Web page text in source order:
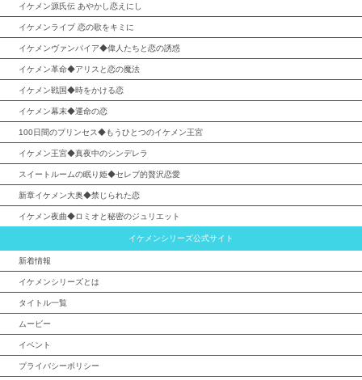
イケメン源氏伝 あやかし恋えにし
イケメンライブ 恋の歌をキミに
イケメンヴァンパイア◆偉人たちと恋の誘惑
イケメン革命◆アリスと恋の魔法
イケメン戦国◆時をかける恋
イケメン幕末◆運命の恋
100日間のプリンセス◆もうひとつのイケメン王宮
イケメン王宮◆真夜中のシンデレラ
スイートルームの眠り姫◆セレブ的贅沢恋愛
新章イケメン大奥◆禁じられた恋
イケメン夜曲◆ロミオと秘密のジュリエット
イケメンシリーズ公式サイト
新着情報
イケメンシリーズとは
タイトル一覧
ムービー
イベント
プライバシーポリシー